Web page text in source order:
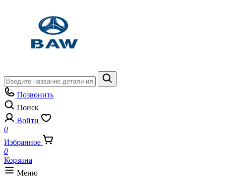
Позвонить
Поиск
Войти
0
Избранное
0
Корзина
Меню